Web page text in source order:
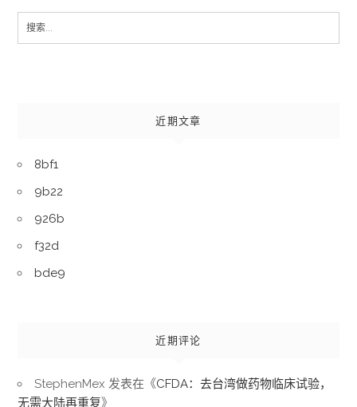
Search
近期文章
8bf1
9b22
926b
f32d
bde9
近期评论
StephenMex 发表在《CFDA：去台湾做药物临床试验，
无需大陆再重复》